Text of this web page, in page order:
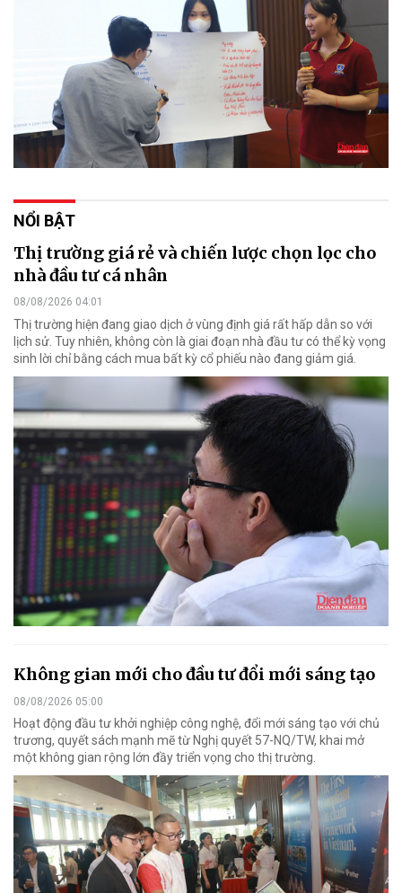
NỔI BẬT
Thị trường giá rẻ và chiến lược chọn lọc cho
nhà đầu tư cá nhân
08/08/2026 04:01
Thị trường hiện đang giao dịch ở vùng định giá rất hấp dẫn so với
lịch sử. Tuy nhiên, không còn là giai đoạn nhà đầu tư có thể kỳ vọng
sinh lời chỉ bằng cách mua bất kỳ cổ phiếu nào đang giảm giá.
Không gian mới cho đầu tư đổi mới sáng tạo
08/08/2026 05:00
Hoạt động đầu tư khởi nghiệp công nghệ, đổi mới sáng tạo với chủ
trương, quyết sách mạnh mẽ từ Nghị quyết 57-NQ/TW, khai mở
một không gian rộng lớn đầy triển vọng cho thị trường.